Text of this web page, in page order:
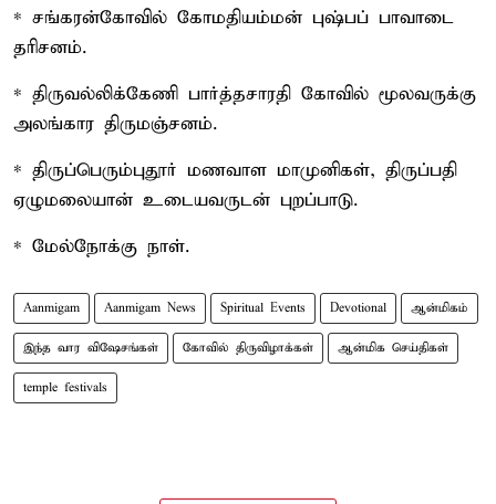
* சங்கரன்கோவில் கோமதியம்மன் புஷ்பப் பாவாடை
தரிசனம்.
* திருவல்லிக்கேணி பார்த்தசாரதி கோவில் மூலவருக்கு
அலங்கார திருமஞ்சனம்.
* திருப்பெரும்புதூர் மணவாள மாமுனிகள், திருப்பதி
ஏழுமலையான் உடையவருடன் புறப்பாடு.
* மேல்நோக்கு நாள்.
Aanmigam Aanmigam News Spiritual Events Devotional ஆன்மிகம்
இந்த வார விஷேசங்கள் கோவில் திருவிழாக்கள் ஆன்மிக செய்திகள்
temple festivals